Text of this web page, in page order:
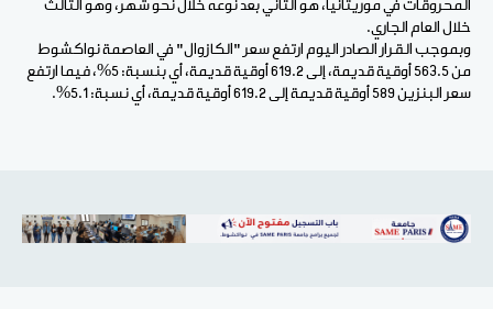
المحروقات في موريتانيا، هو الثاني بعد نوعه خلال نحو شهر، وهو الثالث
خلال العام الجاري.
وبموجب القرار الصادر اليوم ارتفع سعر "الكازوال" في العاصمة نواكشوط
من 563.5 أوقية قديمة، إلى 619.2 أوقية قديمة، أي بنسبة: 5%، فيما ارتفع
سعر البنزين 589 أوقية قديمة إلى 619.2 أوقية قديمة، أي نسبة: 5.1%.